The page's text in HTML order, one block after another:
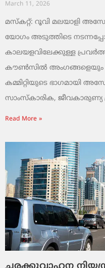
March 11, 2026
മസ്കറ്റ്: റൂവി മലയാളി
യോഗം അടുത്തിടെ
കാലയളവിലേക്കുള്ള
കൗൺസിൽ അംഗങ്ങളെയും
കമ്മിറ്റിയുടെ ഭാഗമായി
സാംസ്‌കാരിക,
Read More »